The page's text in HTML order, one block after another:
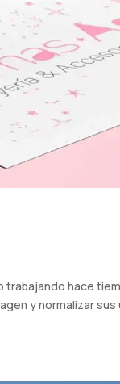
hace
y normalizar